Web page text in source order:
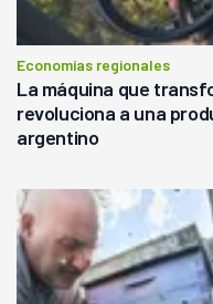
Economías regionales
La máquina que
revoluciona a una
argentino